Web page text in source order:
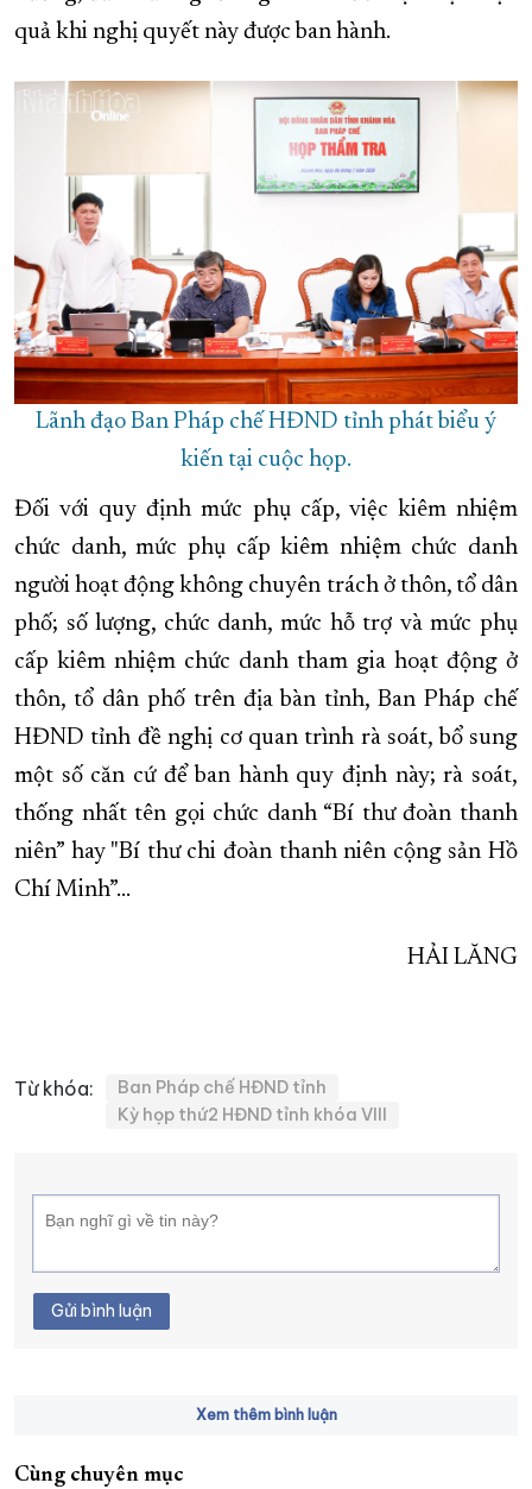
quả khi nghị quyết này được ban hành.
Lãnh đạo Ban Pháp chế HĐND tỉnh phát biểu ý
kiến tại cuộc họp.
Đối với quy định mức phụ cấp, việc kiêm nhiệm
chức danh, mức phụ cấp kiêm nhiệm chức danh
người hoạt động không chuyên trách ở thôn, tổ dân
phố; số lượng, chức danh, mức hỗ trợ và mức phụ
cấp kiêm nhiệm chức danh tham gia hoạt động ở
thôn, tổ dân phố trên địa bàn tỉnh, Ban Pháp chế
HĐND tỉnh đề nghị cơ quan trình rà soát, bổ sung
một số căn cứ để ban hành quy định này; rà soát,
thống nhất tên gọi chức danh “Bí thư đoàn thanh
niên” hay "Bí thư chi đoàn thanh niên cộng sản Hồ
Chí Minh”…
HẢI LĂNG
Từ khóa:
Ban Pháp chế HĐND tỉnh
Kỳ họp thứ2 HĐND tỉnh khóa VIII
Gửi bình luận
Xem thêm bình luận
Cùng chuyên mục